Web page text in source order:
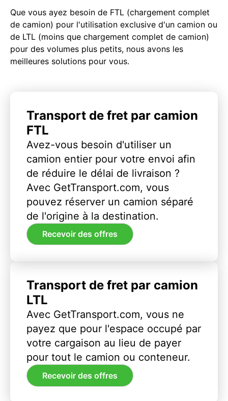
Que vous ayez besoin de FTL (chargement complet
de camion) pour l'utilisation exclusive d'un camion ou
de LTL (moins que chargement complet de camion)
pour des volumes plus petits, nous avons les
meilleures solutions pour vous.
Transport de fret par camion
FTL
Avez-vous besoin d'utiliser un
camion entier pour votre envoi afin
de réduire le délai de livraison ?
Avec GetTransport.com, vous
pouvez réserver un camion séparé
de l'origine à la destination.
Recevoir des offres
Transport de fret par camion
LTL
Avec GetTransport.com, vous ne
payez que pour l'espace occupé par
votre cargaison au lieu de payer
pour tout le camion ou conteneur.
Recevoir des offres